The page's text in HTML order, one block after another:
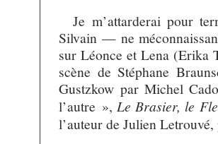
Je m’attarderai pour
Silvain — ne
sur Léonce et Lena (Erika
scène de Stéphane
Gustzkow par Michel
l’autre », Le Brasier, le
l’auteur de Julien